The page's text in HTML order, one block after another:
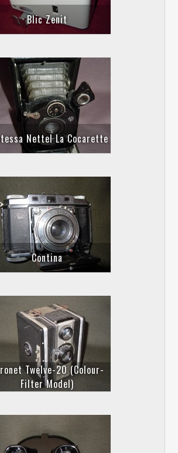
Blic Zenit
Nettel La Cocarette
Contina
Twelve-20 (Colour-
Filter Model)